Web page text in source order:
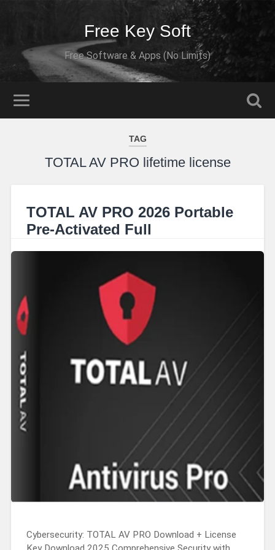
Free Key Soft
Free Software & Apps (No Limits)
TAG
TOTAL AV PRO lifetime license
TOTAL AV PRO 2026 Portable
Pre-Activated Full
Cybersecurity: TOTAL AV PRO Download + License